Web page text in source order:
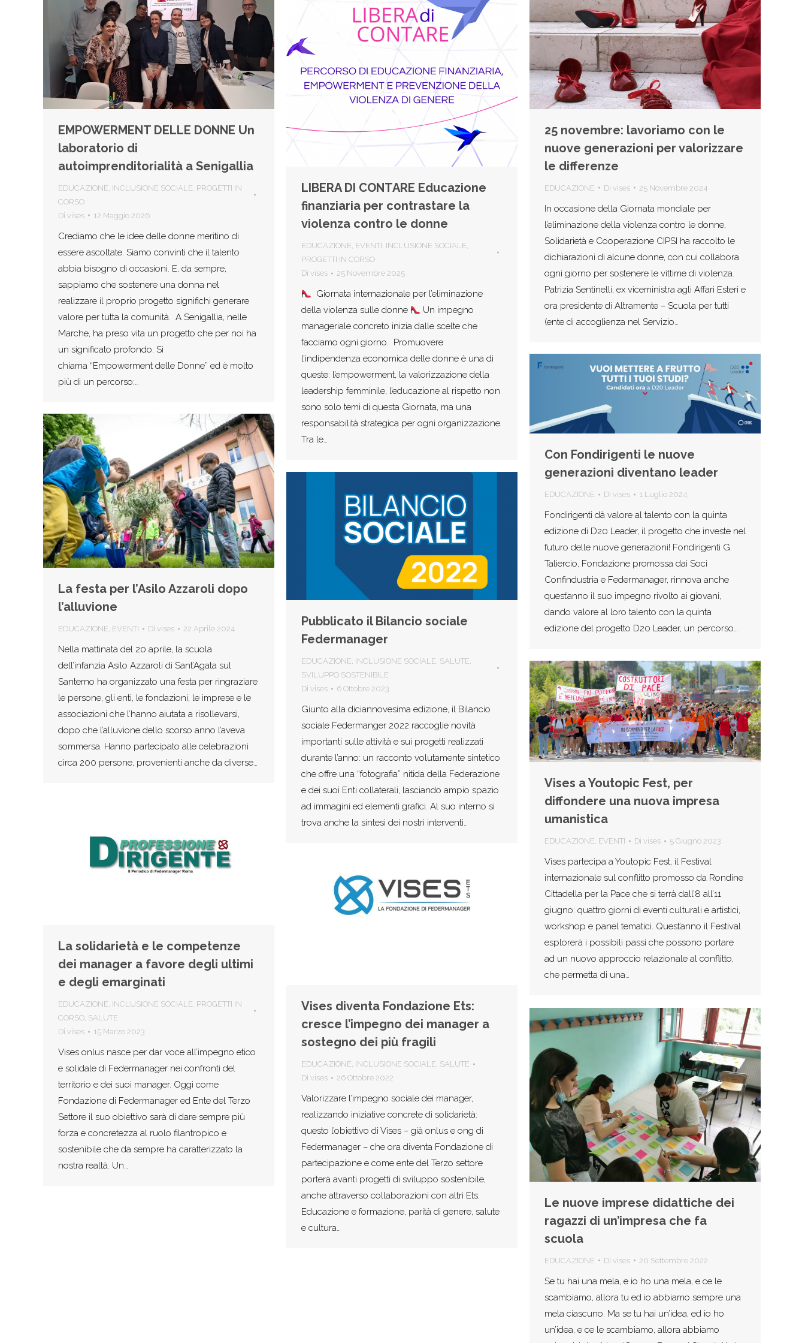
EMPOWERMENT DELLE DONNE Un
laboratorio di
autoimprenditorialità a Senigallia
EDUCAZIONE INCLUSIONE SOCIALE PROGETTI IN
CORSO
Di vises 12 Maggio 2026
Crediamo che le idee delle donne meritino di
essere ascoltate. Siamo convinti che il talento
abbia bisogno di occasioni. E, da sempre,
sappiamo che sostenere una donna nel
realizzare il proprio progetto significhi generare
valore per tutta la comunità. A Senigallia, nelle
Marche, ha preso vita un progetto che per noi ha
un significato profondo. Si
chiama “Empowerment delle Donne” ed è molto
più di un percorso:…
LIBERA DI CONTARE Educazione
finanziaria per contrastare la
violenza contro le donne
EDUCAZIONE, EVENTI, INCLUSIONE SOCIALE,
PROGETTI IN CORSO
Di vises 25 Novembre 2025
Giornata internazionale per l’eliminazione
della violenza sulle donne
Un impegno
manageriale concreto inizia dalle scelte che
facciamo ogni giorno. Promuovere
l’indipendenza economica delle donne è una di
queste: l’empowerment, la valorizzazione della
leadership femminile, l’educazione al rispetto non
sono solo temi di questa Giornata, ma una
responsabilità strategica per ogni organizzazione.
Tra le…
25 novembre: lavoriamo con le
nuove generazioni per valorizzare
le differenze
EDUCAZIONE Di vises 25 Novembre 2024
In occasione della Giornata mondiale per
l’eliminazione della violenza contro le donne,
Solidarietà e Cooperazione CIPSI ha raccolto le
dichiarazioni di alcune donne, con cui collabora
ogni giorno per sostenere le vittime di violenza.
Patrizia Sentinelli, ex viceministra agli Affari Esteri e
ora presidente di Altramente – Scuola per tutti
(ente di accoglienza nel Servizio…
Con Fondirigenti le nuove
generazioni diventano leader
EDUCAZIONE Di vises 1 Luglio 2024
Fondirigenti dà valore al talento con la quinta
edizione di D20 Leader, il progetto che investe nel
futuro delle nuove generazioni! Fondirigenti G.
Taliercio, Fondazione promossa dai Soci
Confindustria e Federmanager, rinnova anche
quest’anno il suo impegno rivolto ai giovani,
dando valore al loro talento con la quinta
edizione del progetto D20 Leader, un percorso…
La festa per l’Asilo Azzaroli dopo
l’alluvione
EDUCAZIONE, EVENTI Di vises 22 Aprile 2024
Nella mattinata del 20 aprile, la scuola
dell’infanzia Asilo Azzaroli di Sant’Agata sul
Santerno ha organizzato una festa per ringraziare
le persone, gli enti, le fondazioni, le imprese e le
associazioni che l’hanno aiutata a risollevarsi,
dopo che l’alluvione dello scorso anno l’aveva
sommersa. Hanno partecipato alle celebrazioni
circa 200 persone, provenienti anche da diverse…
Pubblicato il Bilancio sociale
Federmanager
EDUCAZIONE, INCLUSIONE SOCIALE, SALUTE,
SVILUPPO SOSTENIBILE
Di vises 6 Ottobre 2023
Giunto alla diciannovesima edizione, il Bilancio
sociale Federmanger 2022 raccoglie novità
importanti sulle attività e sui progetti realizzati
durante l’anno: un racconto volutamente sintetico
che offre una “fotografia” nitida della Federazione
e dei suoi Enti collaterali, lasciando ampio spazio
ad immagini ed elementi grafici. Al suo interno si
trova anche la sintesi dei nostri interventi…
Vises a Youtopic Fest, per
diffondere una nuova impresa
umanistica
EDUCAZIONE, EVENTI Di vises 5 Giugno 2023
Vises partecipa a Youtopic Fest, il Festival
internazionale sul conflitto promosso da Rondine
Cittadella per la Pace che si terrà dall’8 all’11
giugno: quattro giorni di eventi culturali e artistici,
workshop e panel tematici. Quest’anno il Festival
esplorerà i possibili passi che possono portare
ad un nuovo approccio relazionale al conflitto,
che permetta di una…
La solidarietà e le competenze
dei manager a favore degli ultimi
e degli emarginati
EDUCAZIONE, INCLUSIONE SOCIALE, PROGETTI IN
CORSO, SALUTE
Di vises 15 Marzo 2023
Vises onlus nasce per dar voce all’impegno etico
e solidale di Federmanager nei confronti del
territorio e dei suoi manager. Oggi come
Fondazione di Federmanager ed Ente del Terzo
Settore il suo obiettivo sarà di dare sempre più
forza e concretezza al ruolo filantropico e
sostenibile che da sempre ha caratterizzato la
nostra realtà. Un…
Vises diventa Fondazione Ets:
cresce l’impegno dei manager a
sostegno dei più fragili
EDUCAZIONE, INCLUSIONE SOCIALE, SALUTE
Di vises 26 Ottobre 2022
Valorizzare l’impegno sociale dei manager,
realizzando iniziative concrete di solidarietà:
questo l’obiettivo di Vises – già onlus e ong di
Federmanager – che ora diventa Fondazione di
partecipazione e come ente del Terzo settore
porterà avanti progetti di sviluppo sostenibile,
anche attraverso collaborazioni con altri Ets.
Educazione e formazione, parità di genere, salute
e cultura…
Le nuove imprese didattiche dei
ragazzi di un’impresa che fa
scuola
EDUCAZIONE Di vises 20 Settembre 2022
Se tu hai una mela, e io ho una mela, e ce le
scambiamo, allora tu ed io abbiamo sempre una
mela ciascuno. Ma se tu hai un’idea, ed io ho
un’idea, e ce le scambiamo, allora abbiamo